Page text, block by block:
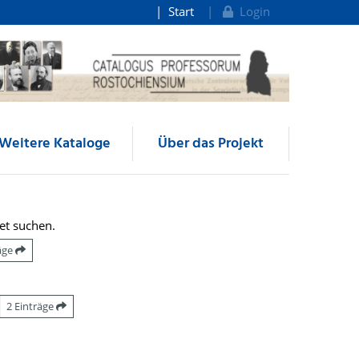
Start Login
Kataloge Über das Projekt
suchen.
2 Einträge